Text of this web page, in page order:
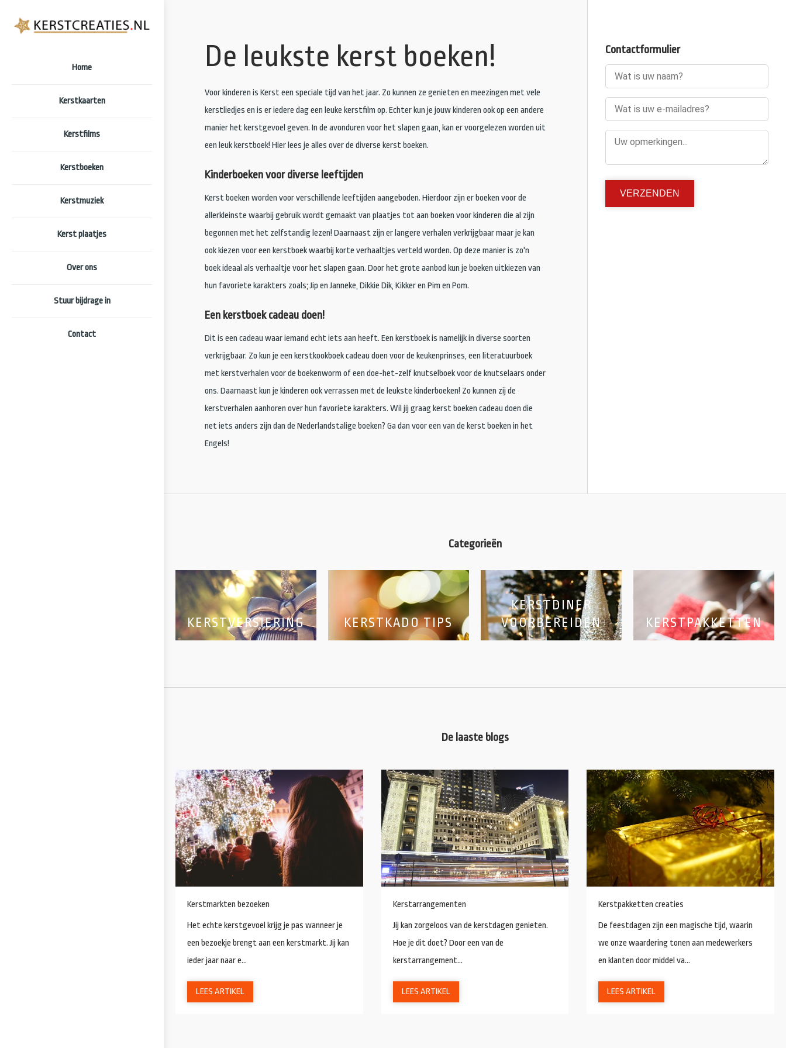
Home
Kerstkaarten
Kerstfilms
Kerstboeken
Kerstmuziek
Kerst plaatjes
Over ons
Stuur bijdrage in
Contact
De leukste kerst boeken!
Voor kinderen is Kerst een speciale tijd van het jaar. Zo kunnen ze genieten en meezingen met vele
kerstliedjes en is er iedere dag een leuke kerstfilm op. Echter kun je jouw kinderen ook op een andere
manier het kerstgevoel geven. In de avonduren voor het slapen gaan, kan er voorgelezen worden uit
een leuk kerstboek! Hier lees je alles over de diverse kerst boeken.
Kinderboeken voor diverse leeftijden
Kerst boeken worden voor verschillende leeftijden aangeboden. Hierdoor zijn er boeken voor de
allerkleinste waarbij gebruik wordt gemaakt van plaatjes tot aan boeken voor kinderen die al zijn
begonnen met het zelfstandig lezen! Daarnaast zijn er langere verhalen verkrijgbaar maar je kan
ook kiezen voor een kerstboek waarbij korte verhaaltjes verteld worden. Op deze manier is zo'n
boek ideaal als verhaaltje voor het slapen gaan. Door het grote aanbod kun je boeken uitkiezen van
hun favoriete karakters zoals; Jip en Janneke, Dikkie Dik, Kikker en Pim en Pom.
Een kerstboek cadeau doen!
Dit is een cadeau waar iemand echt iets aan heeft. Een kerstboek is namelijk in diverse soorten
verkrijgbaar. Zo kun je een kerstkookboek cadeau doen voor de keukenprinses, een literatuurboek
met kerstverhalen voor de boekenworm of een doe-het-zelf knutselboek voor de knutselaars onder
ons. Daarnaast kun je kinderen ook verrassen met de leukste kinderboeken! Zo kunnen zij de
kerstverhalen aanhoren over hun favoriete karakters. Wil jij graag kerst boeken cadeau doen die
net iets anders zijn dan de Nederlandstalige boeken? Ga dan voor een van de kerst boeken in het
Engels!
Contactformulier
Categorieën
KERSTVERSIERING KERSTKADO TIPS
KERSTDINER
VOORBEREIDEN
KERSTPAKKETTEN
De laaste blogs
Kerstmarkten bezoeken
Het echte kerstgevoel krijg je pas wanneer je
een bezoekje brengt aan een kerstmarkt. Jij kan
ieder jaar naar e...
LEES ARTIKEL
Kerstarrangementen
Jij kan zorgeloos van de kerstdagen genieten.
Hoe je dit doet? Door een van de
kerstarrangement...
LEES ARTIKEL
Kerstpakketten creaties
De feestdagen zijn een magische tijd, waarin
we onze waardering tonen aan medewerkers
en klanten door middel va...
LEES ARTIKEL